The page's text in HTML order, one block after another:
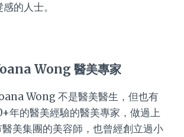
的人士。
Wong 醫美專家
Wong 不是醫美醫生，但也有
年的醫美經驗的醫美專家，做過上
醫美集團的美容師，也曾經創立過小